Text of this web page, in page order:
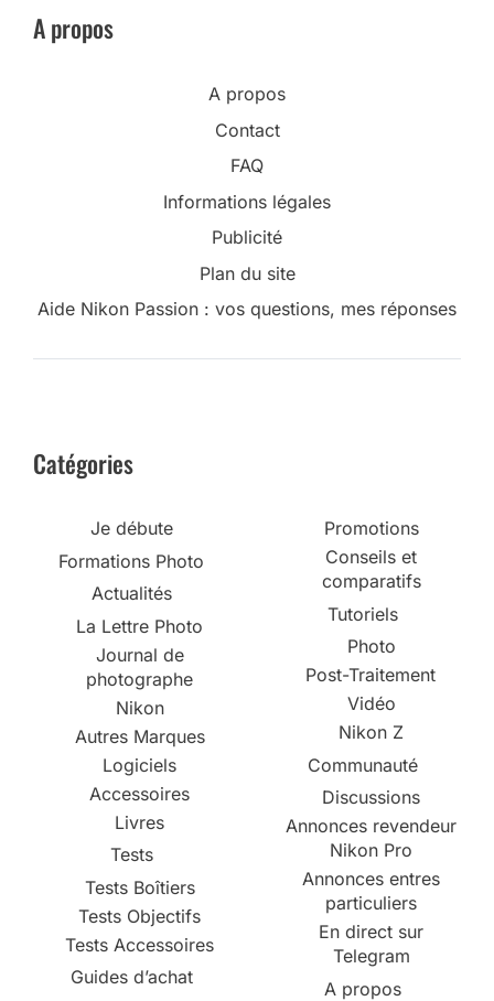
A propos
A propos
Contact
FAQ
Informations légales
Publicité
Plan du site
Aide Nikon Passion : vos questions, mes réponses
Catégories
Je débute
Formations Photo
Actualités
La Lettre Photo
Journal de
photographe
Nikon
Autres Marques
Logiciels
Accessoires
Livres
Tests
Tests Boîtiers
Tests Objectifs
Tests Accessoires
Guides d’achat
Promotions
Conseils et
comparatifs
Tutoriels
Photo
Post-Traitement
Vidéo
Nikon Z
Communauté
Discussions
Annonces revendeur
Nikon Pro
Annonces entres
particuliers
En direct sur
Telegram
A propos